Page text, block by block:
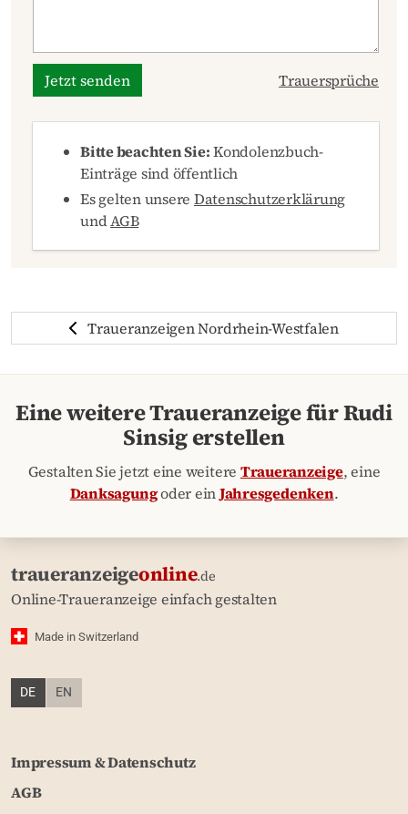
Jetzt senden Trauersprüche
Bitte beachten Sie:Kondolenzbuch-
Einträge sind öffentlich
Es gelten unsere Datenschutzerklärung
undAGB
Traueranzeigen Nordrhein-Westfalen
Eine weitere Traueranzeige für Rudi
Sinsig erstellen
Gestalten Sie jetzt eine weitere Traueranzeige, eine
Danksagungoder einJahresgedenken.
traueranzeigeonline.de
Online-Traueranzeige einfach gestalten
Made in Switzerland
DE EN
Impressum & Datenschutz
AGB